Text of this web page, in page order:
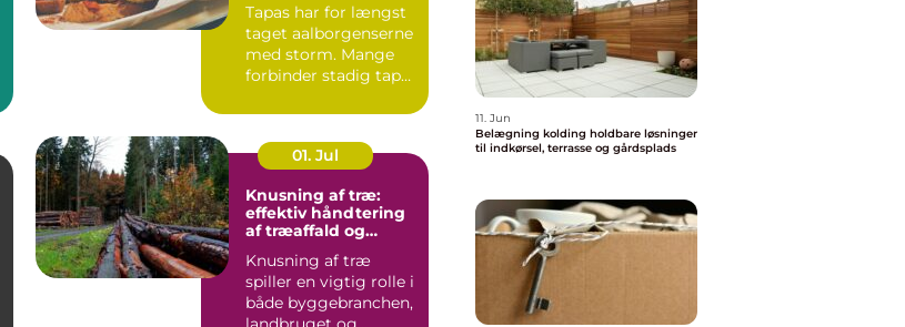
Tapas har for længst
taget aalborgenserne
med storm. Mange
forbinder stadig tapas
01. Jul
Knusning af træ:
effektiv håndtering
af træaffald og
Knusning af træ
spiller en vigtig rolle i
både byggebranchen,
11. Jun
Belægning kolding holdbare løsninger
til indkørsel, terrasse og gårdsplads